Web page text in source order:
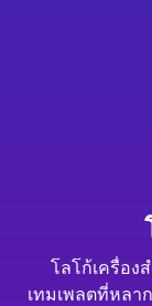
โลโก้เครื่อง
เทมเพลตที่หลา